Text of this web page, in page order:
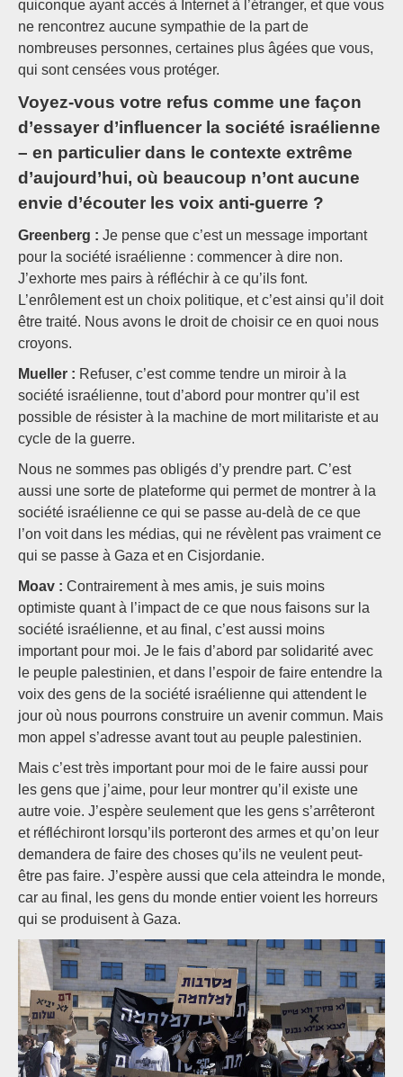
quiconque ayant accès à Internet à l’étranger, et que vous
ne rencontrez aucune sympathie de la part de
nombreuses personnes, certaines plus âgées que vous,
qui sont censées vous protéger.
Voyez-vous votre refus comme une façon
d’essayer d’influencer la société israélienne
– en particulier dans le contexte extrême
d’aujourd’hui, où beaucoup n’ont aucune
envie d’écouter les voix anti-guerre ?
Greenberg : Je pense que c’est un message important
pour la société israélienne : commencer à dire non.
J’exhorte mes pairs à réfléchir à ce qu’ils font.
L’enrôlement est un choix politique, et c’est ainsi qu’il doit
être traité. Nous avons le droit de choisir ce en quoi nous
croyons.
Mueller : Refuser, c’est comme tendre un miroir à la
société israélienne, tout d’abord pour montrer qu’il est
possible de résister à la machine de mort militariste et au
cycle de la guerre.
Nous ne sommes pas obligés d’y prendre part. C’est
aussi une sorte de plateforme qui permet de montrer à la
société israélienne ce qui se passe au-delà de ce que
l’on voit dans les médias, qui ne révèlent pas vraiment ce
qui se passe à Gaza et en Cisjordanie.
Moav : Contrairement à mes amis, je suis moins
optimiste quant à l’impact de ce que nous faisons sur la
société israélienne, et au final, c’est aussi moins
important pour moi. Je le fais d’abord par solidarité avec
le peuple palestinien, et dans l’espoir de faire entendre la
voix des gens de la société israélienne qui attendent le
jour où nous pourrons construire un avenir commun. Mais
mon appel s’adresse avant tout au peuple palestinien.
Mais c’est très important pour moi de le faire aussi pour
les gens que j’aime, pour leur montrer qu’il existe une
autre voie. J’espère seulement que les gens s’arrêteront
et réfléchiront lorsqu’ils porteront des armes et qu’on leur
demandera de faire des choses qu’ils ne veulent peut-
être pas faire. J’espère aussi que cela atteindra le monde,
car au final, les gens du monde entier voient les horreurs
qui se produisent à Gaza.